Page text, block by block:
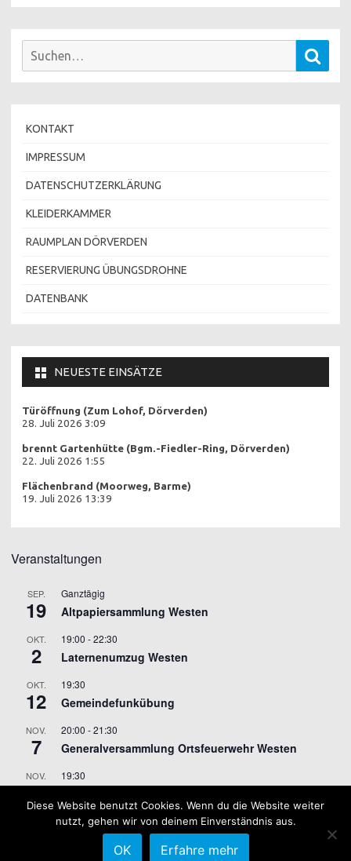
Suchen
KONTAKT
IMPRESSUM
DATENSCHUTZERKLÄRUNG
KLEIDERKAMMER
RAUMPLAN DÖRVERDEN
RESERVIERUNG ÜBUNGSDROHNE
DATENBANK
NEUESTE EINSÄTZE
Türöffnung (Zum Lohof, Dörverden)
28. Juli 2026 3:09
brennt Gartenhütte (Bgm.-Fiedler-Ring, Dörverden)
22. Juli 2026 1:55
Flächenbrand (Moorweg, Barme)
19. Juli 2026 13:39
Veranstaltungen
SEP.
19
Ganztägig
Altpapiersammlung Westen
OKT.
2
19:00 -22:30
Laternenumzug Westen
OKT.
12
19:30
Gemeindefunkübung
NOV.
7
20:00 -21:30
Generalversammlung Ortsfeuerwehr Westen
NOV.
9
19:30
Kalender anzeigen
Diese Website benutzt Cookies. Wenn du die Website weiter
nutzt, gehen wir von deinem Einverständnis aus.
OK Erfahre mehr